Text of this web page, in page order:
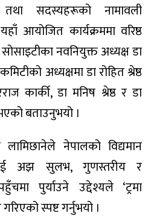
तथा सदस्यहरूको नामावली
आयोजित कार्यक्रममा वरिष्ठ
सोसाइटीका नवनियुक्त अध्यक्ष डा
अध्यक्षमा डा रोहित श्रेष्ठ
कार्की, डा मनिष श्रेष्ठ र डा
बताउनुभयो ।
नेपालको विद्यमान
अझ सुलभ, गुणस्तरीय र
पुर्याउने उद्देश्यले ‘ट्रमा
स्पष्ट गर्नुभयो ।